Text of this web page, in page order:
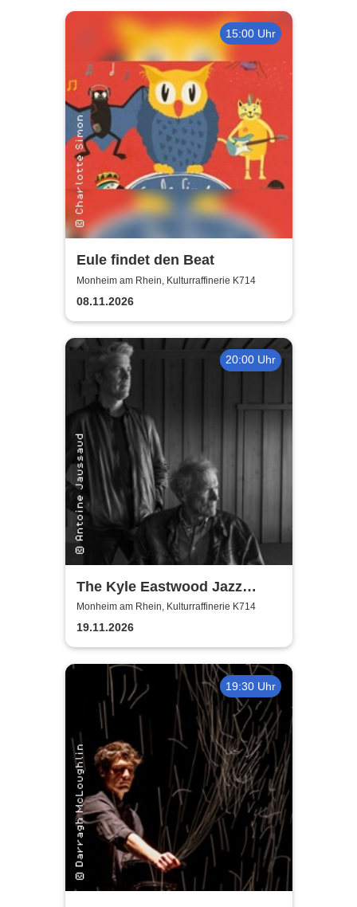
15:00 Uhr
Eule findet den Beat
Monheim am Rhein, Kulturraffinerie K714
08.11.2026
20:00 Uhr
The Kyle Eastwood Jazz
Quintet
Monheim am Rhein, Kulturraffinerie K714
19.11.2026
19:30 Uhr